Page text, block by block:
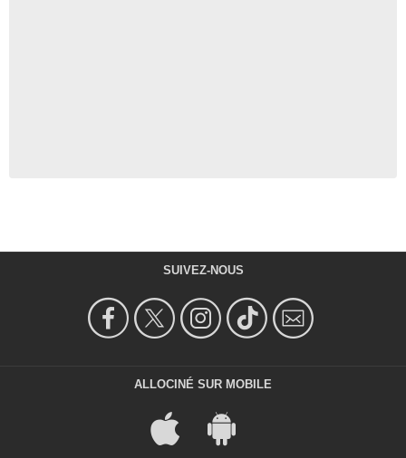
SUIVEZ-NOUS
ALLOCINÉ SUR MOBILE